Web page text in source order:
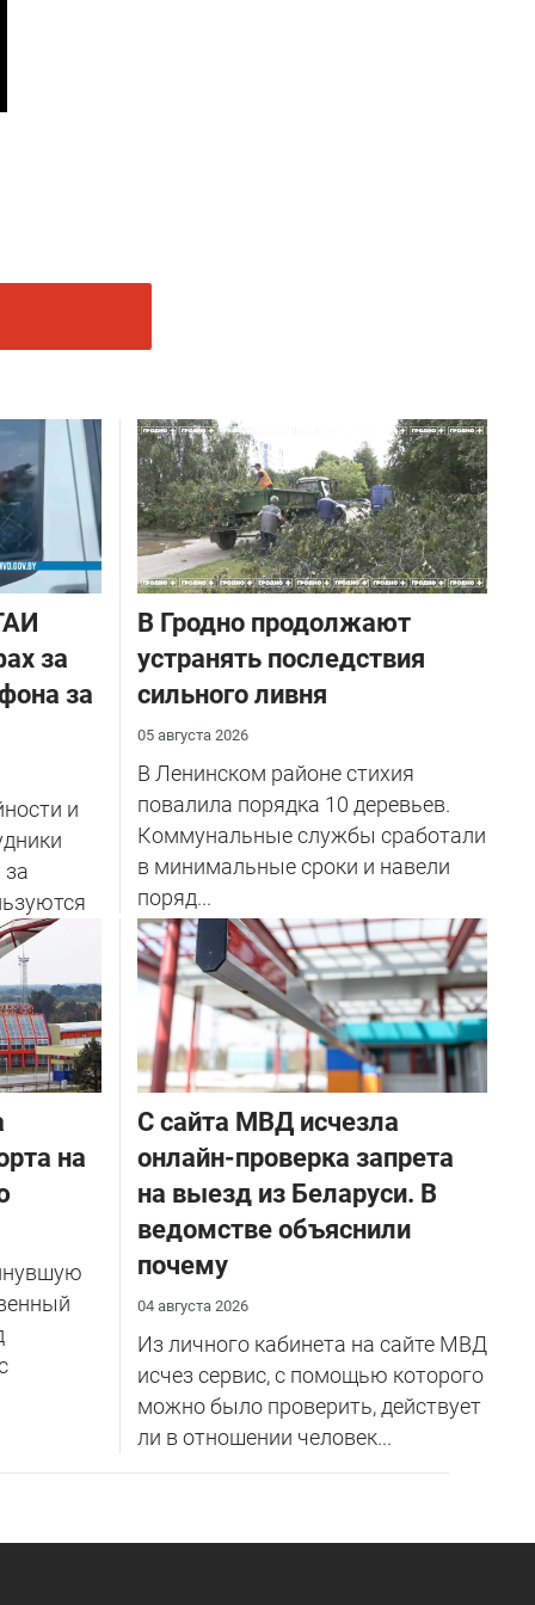
за
за
и
В Гродно продолжают
устранять последствия
сильного ливня
05 августа 2026
В Ленинском районе стихия
повалила порядка 10 деревьев.
Коммунальные службы сработали
в минимальные сроки и навели
поряд...
на
С сайта МВД исчезла
онлайн-проверка запрета
на выезд из Беларуси. В
ведомстве объяснили
почему
04 августа 2026
Из личного кабинета на сайте МВД
исчез сервис, с помощью которого
можно было проверить, действует
ли в отношении человек...